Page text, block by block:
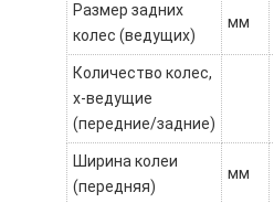
Размер задних
колес (ведущих)
мм
Количество колес,
х-ведущие
(передние/задние)
Ширина колеи
(передняя)
мм